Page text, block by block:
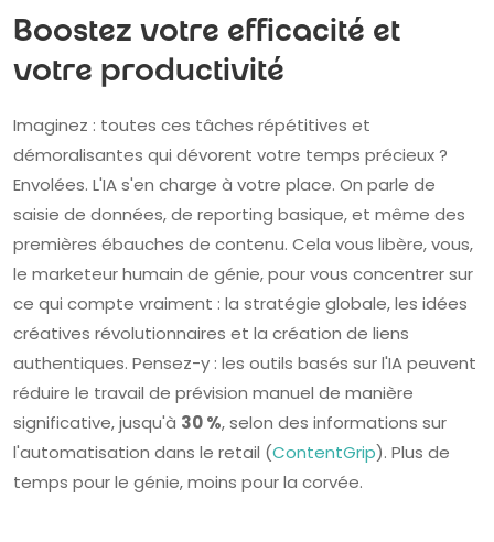
Boostez votre efficacité et
votre productivité
Imaginez : toutes ces tâches répétitives et
démoralisantes qui dévorent votre temps précieux ?
Envolées. L'IA s'en charge à votre place. On parle de
saisie de données, de reporting basique, et même des
premières ébauches de contenu. Cela vous libère, vous,
le marketeur humain de génie, pour vous concentrer sur
ce qui compte vraiment : la stratégie globale, les idées
créatives révolutionnaires et la création de liens
authentiques. Pensez-y : les outils basés sur l'IA peuvent
réduire le travail de prévision manuel de manière
significative, jusqu'à 30 %, selon des informations sur
l'automatisation dans le retail (ContentGrip). Plus de
temps pour le génie, moins pour la corvée.